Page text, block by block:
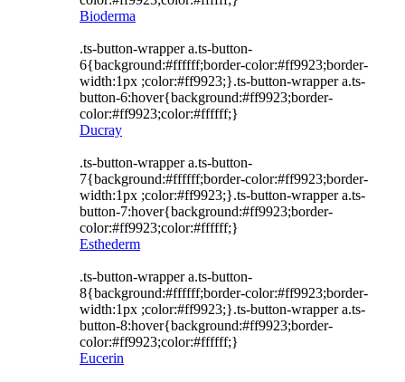
Bioderma
.ts-button-wrapper a.ts-button-
6{background:#ffffff;border-color:#ff9923;border-
width:1px ;color:#ff9923;}.ts-button-wrapper a.ts-
button-6:hover{background:#ff9923;border-
color:#ff9923;color:#ffffff;}
Ducray
.ts-button-wrapper a.ts-button-
7{background:#ffffff;border-color:#ff9923;border-
width:1px ;color:#ff9923;}.ts-button-wrapper a.ts-
button-7:hover{background:#ff9923;border-
color:#ff9923;color:#ffffff;}
Esthederm
.ts-button-wrapper a.ts-button-
8{background:#ffffff;border-color:#ff9923;border-
width:1px ;color:#ff9923;}.ts-button-wrapper a.ts-
button-8:hover{background:#ff9923;border-
color:#ff9923;color:#ffffff;}
Eucerin